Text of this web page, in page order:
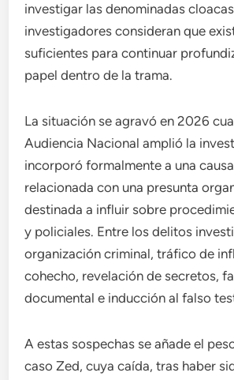
investigar las denominadas
investigadores consideran que
suficientes para continuar
papel dentro de la trama.
La situación se agravó en 2026
Audiencia Nacional amplió la
incorporó formalmente a una
relacionada con una presunta
destinada a influir sobre
y policiales. Entre los delitos
organización criminal, tráfico de
cohecho, revelación de secretos,
documental e inducción al falso
A estas sospechas se añade el
caso Zed, cuya caída, tras haber